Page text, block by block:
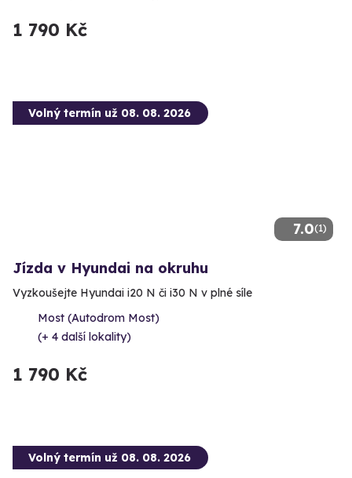
1 790 Kč
7.0(1)
Volný termín už 08. 08. 2026
Jízda v Hyundai na okruhu
Vyzkoušejte Hyundai i20 N či i30 N v plné síle
Most (Autodrom Most)
(+ 4 další lokality)
1 790 Kč
Volný termín už 08. 08. 2026